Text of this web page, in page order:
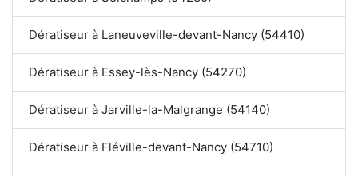
Dératiseur à Laneuveville-devant-Nancy (54410)
Dératiseur à Essey-lès-Nancy (54270)
Dératiseur à Jarville-la-Malgrange (54140)
Dératiseur à Fléville-devant-Nancy (54710)